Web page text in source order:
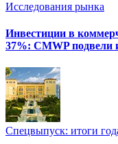
Исследования рынка
Инвестиции в
37%: CMWP подвели
Спецвыпуск: итоги